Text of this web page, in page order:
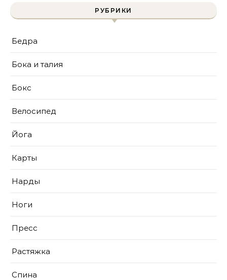
РУБРИКИ
Бедра
Бока и талия
Бокс
Велосипед
Йога
Карты
Нарды
Ноги
Пресс
Растяжка
Спина